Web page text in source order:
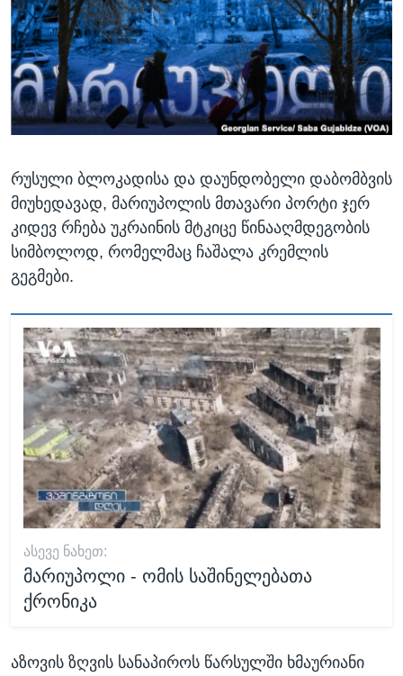
ᲡᲢᲣᲓᲘᲐ ᲕᲐᲨᲘᲜᲒᲢᲝᲜᲘ
ᲔᲙᲝᲜᲝᲛᲘᲙᲐ
ᲯᲐᲜᲛᲠᲗᲔᲚᲝᲑᲐ
ᲛᲔᲪᲜᲘᲔᲠᲔᲑᲐ
ᲘᲜᲢᲔᲠᲕᲘᲣ
ᲒᲐᲚᲘᲚᲔᲝ
ᲓᲔᲖᲘᲜᲤᲝᲠᲛᲐᲪᲘᲐ
Learning English
ᲗᲕᲐᲚᲘ ᲒᲕᲐᲓᲔᲕᲜᲔᲗ
რუსული ბლოკადისა და დაუნდობელი დაბომბვის
მიუხედავად, მარიუპოლის მთავარი პორტი ჯერ
კიდევ რჩება უკრაინის მტკიცე წინააღმდეგობის
სიმბოლოდ, რომელმაც ჩაშალა კრემლის
გეგმები.
ᲐᲡᲔᲕᲔ ᲜᲐᲮᲔᲗ:
მარიუპოლი - ომის საშინელებათა
ქრონიკა
აზოვის ზღვის სანაპიროს წარსულში ხმაურიანი